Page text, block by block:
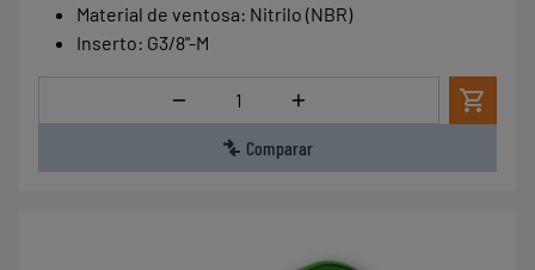
Material de ventosa: Nitrilo (NBR)
Inserto: G3/8"-M
Cantidad
Comparar